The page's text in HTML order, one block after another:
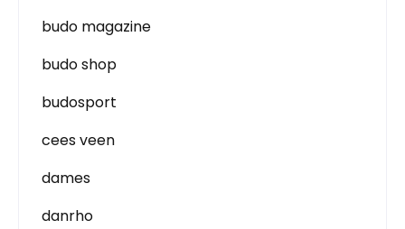
budo magazine
budo shop
budosport
cees veen
dames
danrho